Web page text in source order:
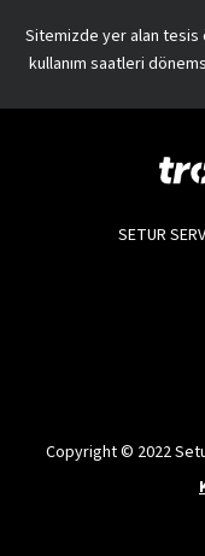
Sitemizde yer alan tesis
kullanım saatleri
SETUR
Copyright © 2022